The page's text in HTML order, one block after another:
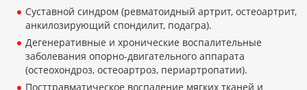
Суставной синдром (ревматоидный артрит, остеоартрит,
анкилозирующий спондилит, подагра).
Дегенеративные и хронические воспалительные
заболевания опорно-двигательного аппарата
(остеохондроз, остеоартроз, периартропатии).
Посттравматическое воспаление мягких тканей и